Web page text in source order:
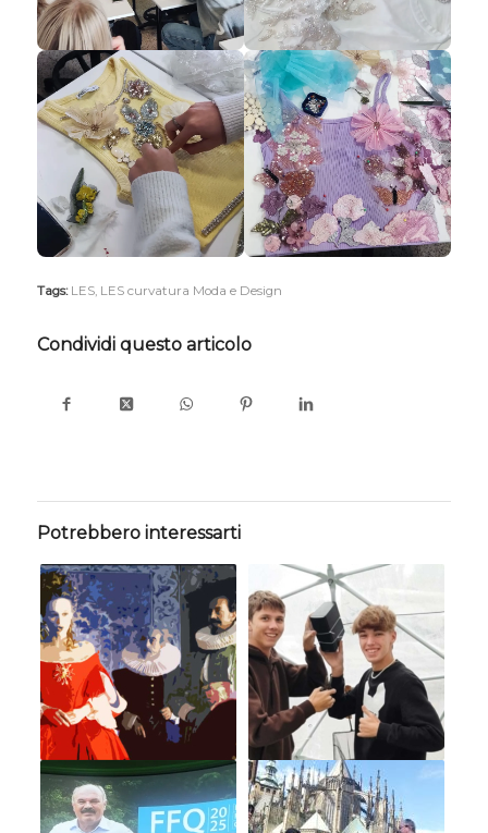
Tags: LES, LES curvatura Moda e Design
Condividi questo articolo
Potrebbero interessarti